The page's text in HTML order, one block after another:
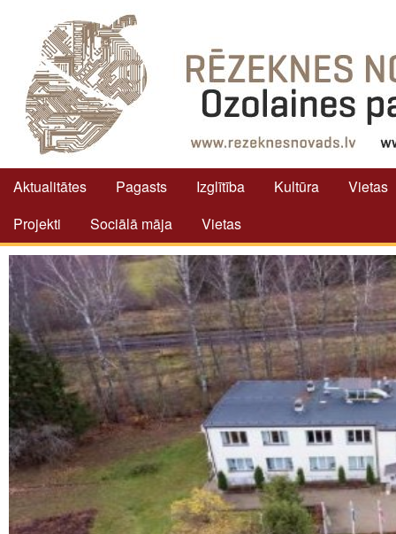
Aktualitātes Pagasts Izglītība Kultūra
Vietas
Projekti
Sociālā māja Vietas